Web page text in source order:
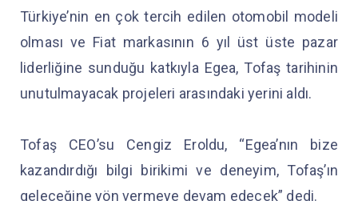
Türkiye’nin en çok tercih edilen otomobil modeli
olması ve Fiat markasının 6 yıl üst üste pazar
liderliğine sunduğu katkıyla Egea, Tofaş tarihinin
unutulmayacak projeleri arasındaki yerini aldı.
Tofaş CEO’su Cengiz Eroldu, “Egea’nın bize
kazandırdığı bilgi birikimi ve deneyim, Tofaş’ın
geleceğine yön vermeye devam edecek” dedi.